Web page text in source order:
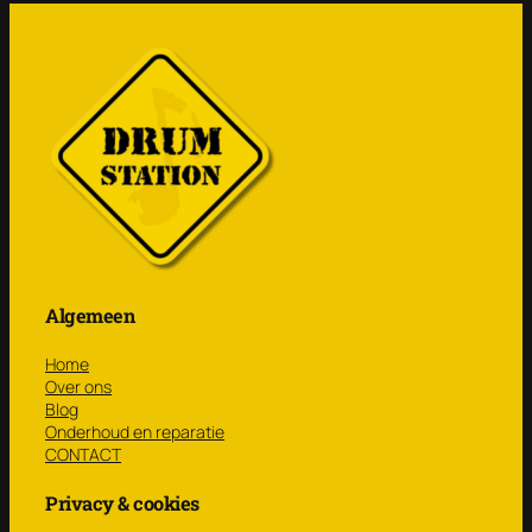
Algemeen
Home
Over ons
Blog
Onderhoud en reparatie
CONTACT
Privacy & cookies